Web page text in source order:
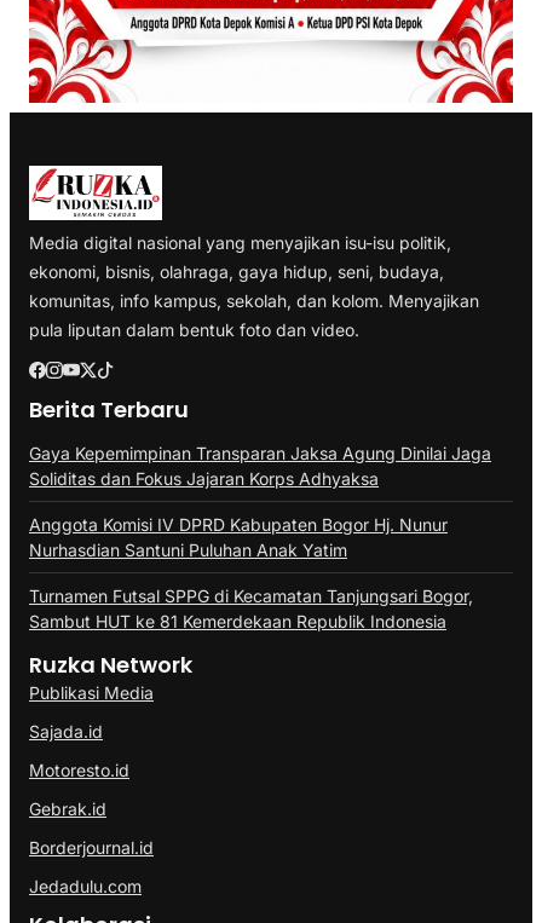
Media digital nasional yang menyajikan isu-isu politik,
ekonomi, bisnis, olahraga, gaya hidup, seni, budaya,
komunitas, info kampus, sekolah, dan kolom. Menyajikan
pula liputan dalam bentuk foto dan video.
Berita Terbaru
Gaya Kepemimpinan Transparan Jaksa Agung Dinilai Jaga
Soliditas dan Fokus Jajaran Korps Adhyaksa
Anggota Komisi IV DPRD Kabupaten Bogor Hj. Nunur
Nurhasdian Santuni Puluhan Anak Yatim
Turnamen Futsal SPPG di Kecamatan Tanjungsari Bogor,
Sambut HUT ke 81 Kemerdekaan Republik Indonesia
Ruzka Network
Publikasi Media
Sajada.id
Motoresto.id
Gebrak.id
Borderjournal.id
Jedadulu.com